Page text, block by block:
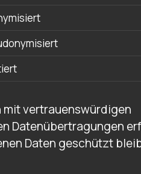
vertrauenswürdigen
Datenübertragungen
Daten geschützt